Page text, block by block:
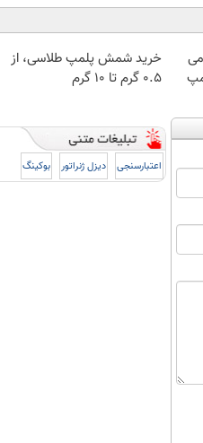
۰.۵ گرمی
خرید شمش پلمپ طلاسی، از
۰.۵ گرم تا ۱۰ گرم
اعتبارسنجی دیزل ژنراتور بوکینگ